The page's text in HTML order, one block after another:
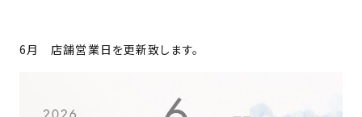
SHOP
6月 店舗営業日を更新致します。